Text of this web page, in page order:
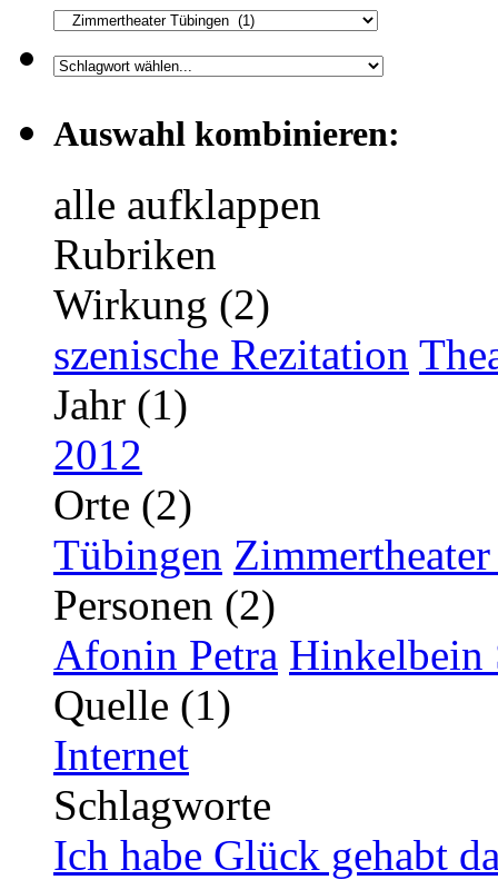
Auswahl kombinieren:
alle aufklappen
Rubriken
Wirkung (2)
szenische Rezitation
Jahr (1)
2012
Orte (2)
Tübingen
Personen (2)
Afonin Petra Hinkelbein
Quelle (1)
Internet
Schlagworte
Ich habe Glück gehabt